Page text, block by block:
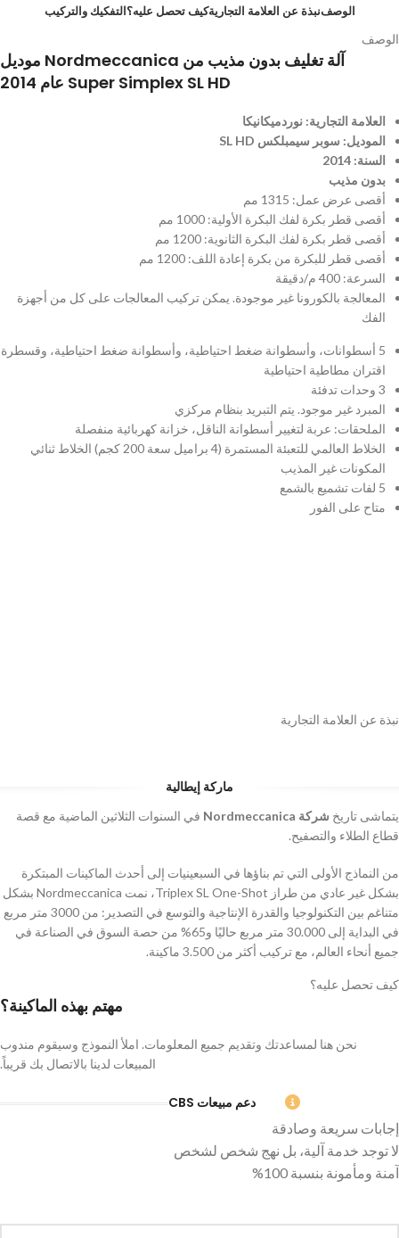
الوصفنبذة عن العلامة التجاريةكيف تحصل عليه؟التفكيك والتركيب
الوصف
آلة تغليف بدون مذيب من Nordmeccanica موديل
Super Simplex SL HD عام 2014
العلامة التجارية: نوردميكانيكا
الموديل: سوبر سيمبلكس SL HD
السنة: 2014
بدون مذيب
أقصى عرض عمل: 1315 مم
أقصى قطر بكرة لفك البكرة الأولية: 1000 مم
أقصى قطر بكرة لفك البكرة الثانوية: 1200 مم
أقصى قطر للبكرة من بكرة إعادة اللف: 1200 مم
السرعة: 400 م/دقيقة
المعالجة بالكورونا غير موجودة. يمكن تركيب المعالجات على كل من أجهزة
الفك
5 أسطوانات، وأسطوانة ضغط احتياطية، وأسطوانة ضغط احتياطية، وقسطرة
اقتران مطاطية احتياطية
3 وحدات تدفئة
المبرد غير موجود. يتم التبريد بنظام مركزي
الملحقات: عربة لتغيير أسطوانة الناقل، خزانة كهربائية منفصلة
الخلاط العالمي للتعبئة المستمرة (4 براميل سعة 200 كجم) الخلاط ثنائي
المكونات غير المذيب
5 لفات تشميع بالشمع
متاح على الفور
نبذة عن العلامة التجارية
ماركة إيطالية
يتماشى تاريخ شركة Nordmeccanica
في السنوات الثلاثين الماضية مع قصة
قطاع الطلاء والتصفيح.
من النماذج الأولى التي تم بناؤها في السبعينيات إلى أحدث الماكينات المبتكرة
بشكل غير عادي من طراز Triplex SL One-Shot، نمت Nordmeccanica بشكل
متناغم بين التكنولوجيا والقدرة الإنتاجية والتوسع في التصدير: من 3000 متر مربع
في البداية إلى 30.000 متر مربع حاليًا و65% من حصة السوق في الصناعة في
جميع أنحاء العالم، مع تركيب أكثر من 3.500 ماكينة.
كيف تحصل عليه؟
مهتم بهذه الماكينة؟
نحن هنا لمساعدتك وتقديم جميع المعلومات. املأ النموذج وسيقوم مندوب
المبيعات لدينا بالاتصال بك قريباً.
دعم مبيعات CBS
إجابات سريعة وصادقة
لا توجد خدمة آلية، بل نهج شخص لشخص
آمنة ومأمونة بنسبة 100%